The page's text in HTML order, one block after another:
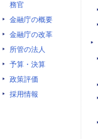
務官
金融庁の概要
金融庁の改革
所管の法人
予算・決算
政策評価
採用情報